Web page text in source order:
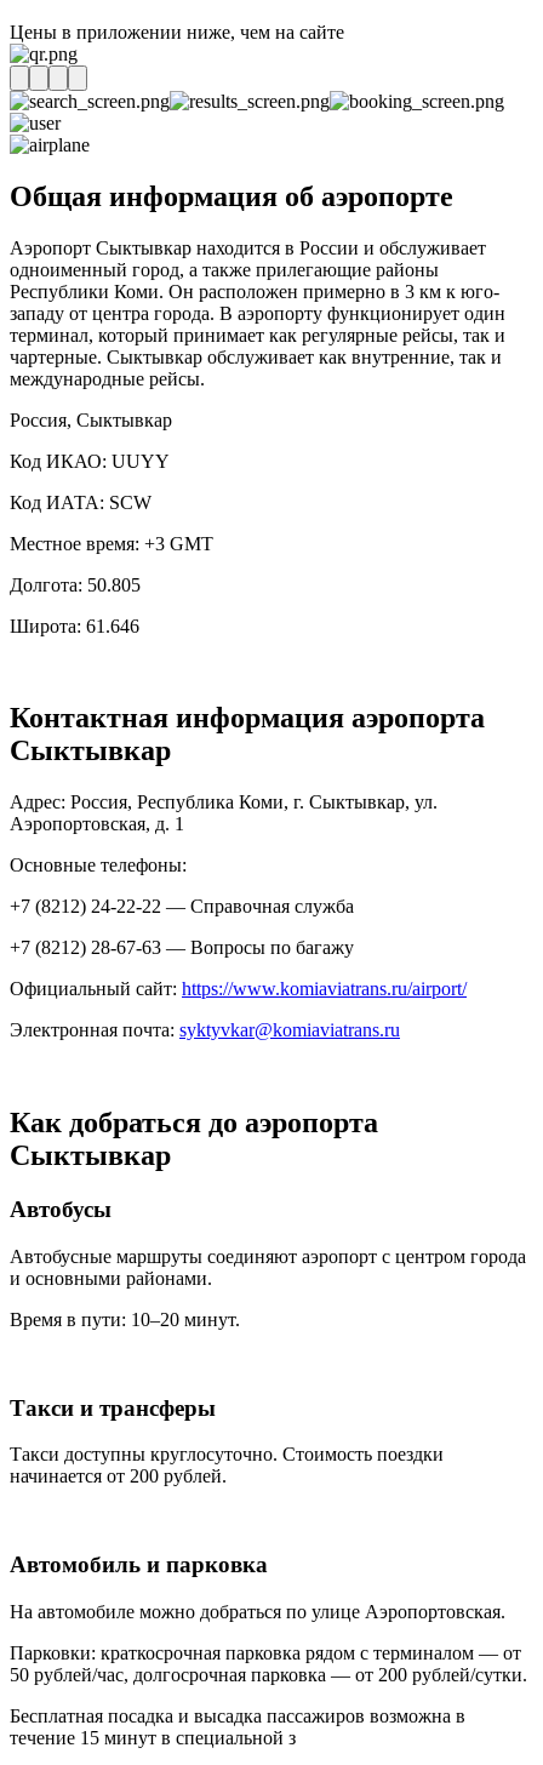
Цены в приложении ниже, чем на сайте
Общая информация об аэропорте
Аэропорт Сыктывкар находится в России и обслуживает
одноименный город, а также прилегающие районы
Республики Коми. Он расположен примерно в 3 км к юго-
западу от центра города. В аэропорту функционирует один
терминал, который принимает как регулярные рейсы, так и
чартерные. Сыктывкар обслуживает как внутренние, так и
международные рейсы.
Россия, Сыктывкар
Код ИКАО: UUYY
Код ИАТА: SCW
Местное время: +3 GMT
Долгота: 50.805
Широта: 61.646
Контактная информация аэропорта
Сыктывкар
Адрес: Россия, Республика Коми, г. Сыктывкар, ул.
Аэропортовская, д. 1
Основные телефоны:
+7 (8212) 24-22-22 — Справочная служба
+7 (8212) 28-67-63 — Вопросы по багажу
Официальный сайт: https://www.komiaviatrans.ru/airport/
Электронная почта: syktyvkar@komiaviatrans.ru
Как добраться до аэропорта
Сыктывкар
Автобусы
Автобусные маршруты соединяют аэропорт с центром города
и основными районами.
Время в пути: 10–20 минут.
Такси и трансферы
Такси доступны круглосуточно. Стоимость поездки
начинается от 200 рублей.
Автомобиль и парковка
На автомобиле можно добраться по улице Аэропортовская.
Парковки: краткосрочная парковка рядом с терминалом — от
50 рублей/час, долгосрочная парковка — от 200 рублей/сутки.
Бесплатная посадка и высадка пассажиров возможна в
течение 15 минут в специальной з